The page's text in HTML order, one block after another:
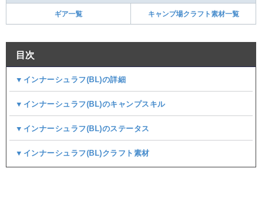
ギア一覧 キャンプ場クラフト素材一覧
目次
▼インナーシュラフ(BL)の詳細
▼インナーシュラフ(BL)のキャンプスキル
▼インナーシュラフ(BL)のステータス
▼インナーシュラフ(BL)クラフト素材